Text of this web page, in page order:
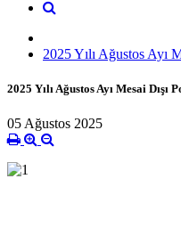
2025 Yılı Ağustos Ayı
2025 Yılı Ağustos Ayı Mesai
05 Ağustos 2025